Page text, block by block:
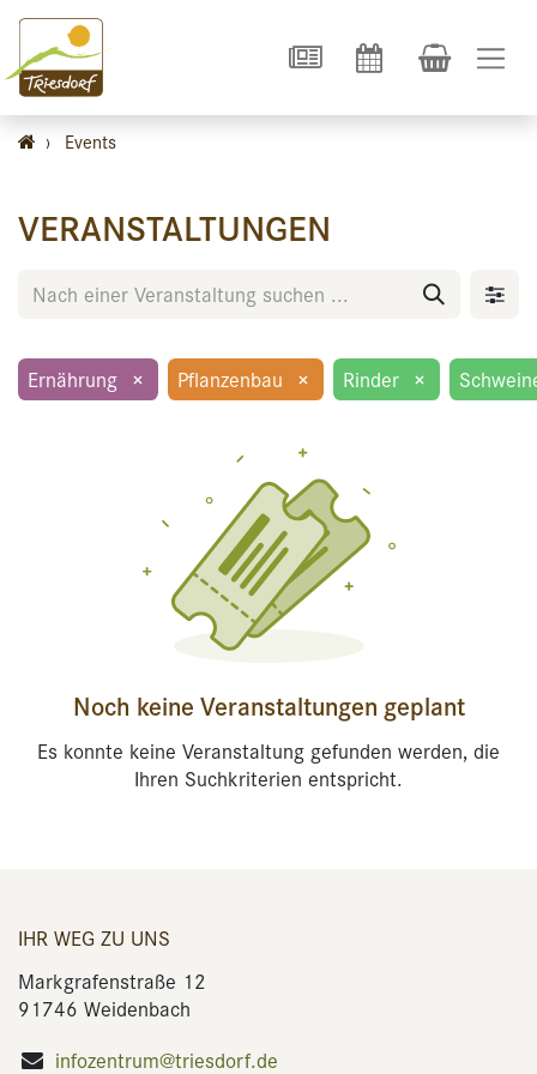
› Events
VERANSTALTUNGEN
Ernährung × Pflanzenbau × Rinder ×
Noch keine Veranstaltungen geplant
Es konnte keine Veranstaltung gefunden werden, die
Ihren Suchkriterien entspricht.
IHR WEG ZU UNS
Markgrafenstraße 12
91746 Weidenbach
infozentrum@triesdorf.de